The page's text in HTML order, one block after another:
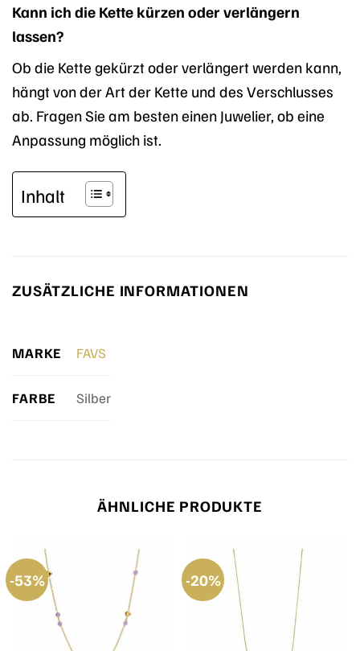
Kann ich die Kette kürzen oder verlängern
lassen?
Ob die Kette gekürzt oder verlängert werden kann,
hängt von der Art der Kette und des Verschlusses
ab. Fragen Sie am besten einen Juwelier, ob eine
Anpassung möglich ist.
Inhalt
ZUSÄTZLICHE INFORMATIONEN
MARKE FAVS
FARBE Silber
ÄHNLICHE PRODUKTE
-53% -20%